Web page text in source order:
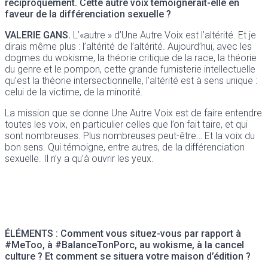
réciproquement. Cette autre voix témoignerait-elle en
faveur de la différenciation sexuelle ?
VALERIE GANS. L’«autre » d’Une Autre Voix est l’altérité. Et je
dirais même plus : l’altérité de l’altérité. Aujourd’hui, avec les
dogmes du wokisme, la théorie critique de la race, la théorie
du genre et le pompon, cette grande fumisterie intellectuelle
qu’est la théorie intersectionnelle, l’altérité est à sens unique :
celui de la victime, de la minorité.
La mission que se donne Une Autre Voix est de faire entendre
toutes les voix, en particulier celles que l’on fait taire, et qui
sont nombreuses. Plus nombreuses peut-être… Et la voix du
bon sens. Qui témoigne, entre autres, de la différenciation
sexuelle. Il n’y a qu’à ouvrir les yeux.
ÉLÉMENTS : Comment vous situez-vous par rapport à
#MeToo, à #BalanceTonPorc, au wokisme, à la cancel
culture ? Et comment se situera votre maison d’édition ?